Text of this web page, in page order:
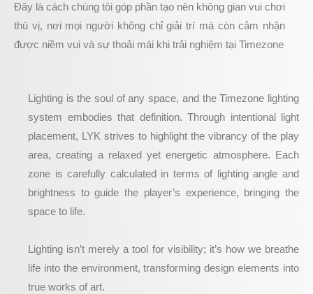
Đây là cách chúng tôi góp phần tạo nên không gian vui chơi
thú vị, nơi mọi người không chỉ giải trí mà còn cảm nhận
được niềm vui và sự thoải mái khi trải nghiệm tại Timezone
Lighting is the soul of any space, and the Timezone lighting
system embodies that definition. Through intentional light
placement, LYK strives to highlight the vibrancy of the play
area, creating a relaxed yet energetic atmosphere. Each
zone is carefully calculated in terms of lighting angle and
brightness to guide the player’s experience, bringing the
space to life.
Lighting isn’t merely a tool for visibility; it’s how we breathe
life into the environment, transforming design elements into
true works of art.